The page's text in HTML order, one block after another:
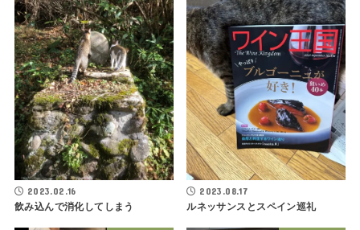
2023.02.16
飲み込んで消化してしまう
2023.08.17
ルネッサンスとスペイン巡礼